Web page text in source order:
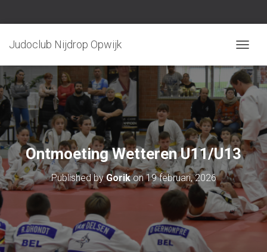
Judoclub Nijdrop Opwijk
Ontmoeting Wetteren U11/U13
Published byGorikon19 februari, 2026